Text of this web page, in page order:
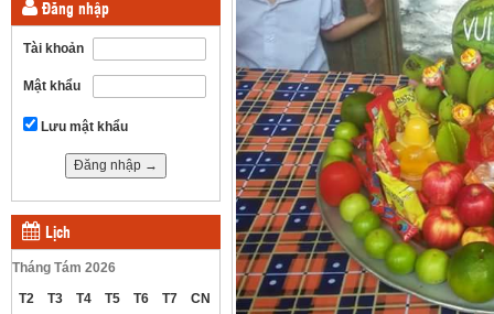
Đăng nhập
Tài khoản
Mật khẩu
Lưu mật khẩu
Lịch
Tháng Tám 2026
T2
T3 T4 T5 T6 T7
CN